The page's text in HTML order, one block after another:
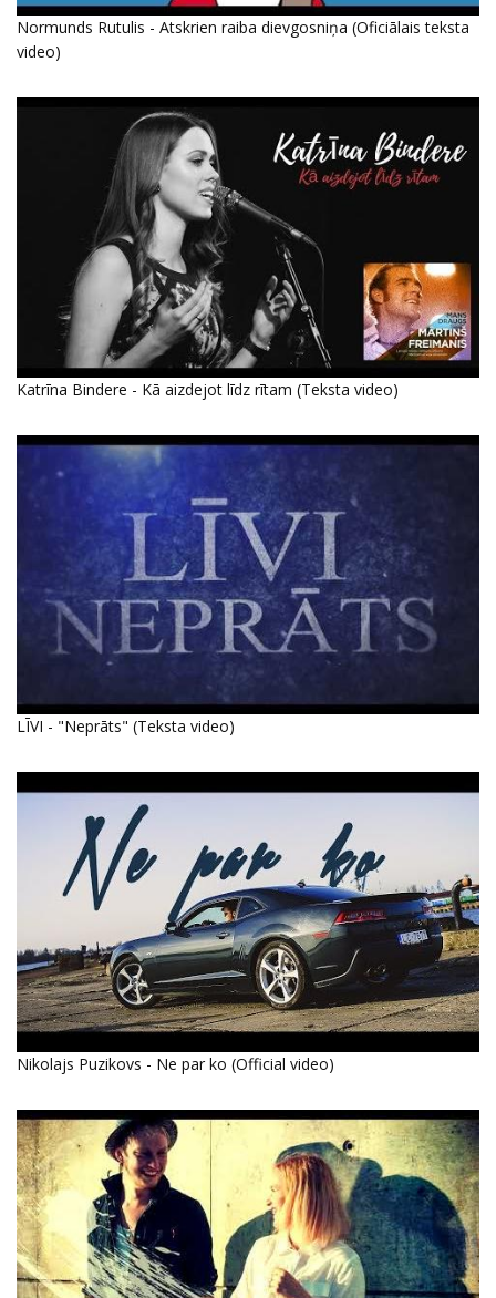
Normunds Rutulis - Atskrien raiba dievgosniņa (Oficiālais teksta
video)
Katrīna Bindere - Kā aizdejot līdz rītam (Teksta video)
LĪVI - "Neprāts" (Teksta video)
Nikolajs Puzikovs - Ne par ko (Official video)